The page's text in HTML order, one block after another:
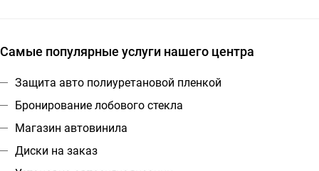
Самые популярные услуги нашего центра
Защита авто полиуретановой пленкой
Бронирование лобового стекла
Магазин автовинила
Диски на заказ